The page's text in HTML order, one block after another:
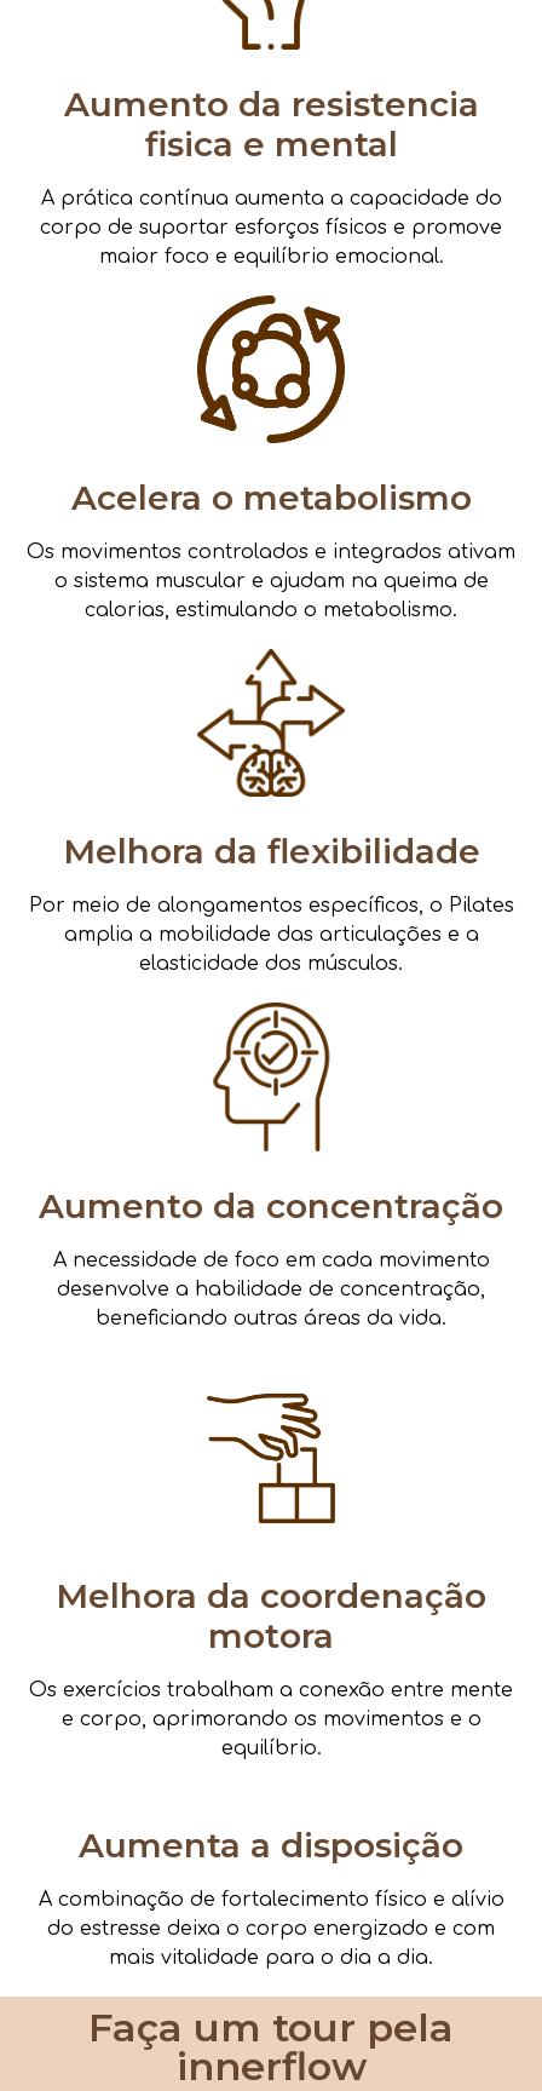
Aumento da resistencia
fisica e mental
A prática contínua aumenta a capacidade do
corpo de suportar esforços físicos e promove
maior foco e equilíbrio emocional.
Acelera o metabolismo
Os movimentos controlados e integrados ativam
o sistema muscular e ajudam na queima de
calorias, estimulando o metabolismo.
Melhora da flexibilidade
Por meio de alongamentos específicos, o Pilates
amplia a mobilidade das articulações e a
elasticidade dos músculos.
Aumento da concentração
A necessidade de foco em cada movimento
desenvolve a habilidade de concentração,
beneficiando outras áreas da vida.
Melhora da coordenação
motora
Os exercícios trabalham a conexão entre mente
e corpo, aprimorando os movimentos e o
equilíbrio.
Aumenta a disposição
A combinação de fortalecimento físico e alívio
do estresse deixa o corpo energizado e com
mais vitalidade para o dia a dia.
Faça um tour pela
innerflow